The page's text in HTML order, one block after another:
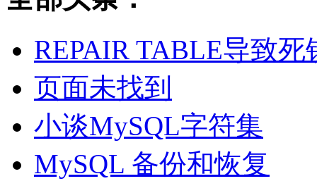
REPAIR TABLE导致死
页面未找到
小谈MySQL字符集
MySQL 备份和恢复